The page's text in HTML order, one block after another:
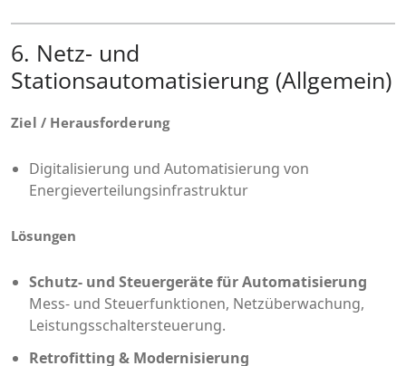
6. Netz- und
Stationsautomatisierung (Allgemein)
Ziel / Herausforderung
Digitalisierung und Automatisierung von
Energieverteilungsinfrastruktur
Lösungen
Schutz- und Steuergeräte für Automatisierung
Mess- und Steuerfunktionen, Netzüberwachung,
Leistungsschaltersteuerung.
Retrofitting & Modernisierung